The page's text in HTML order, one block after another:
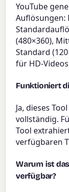
YouTube
Auflösungen:
(480×360),
Standard
für HD-
Funktioniert
Ja, dieses
vollständig.
Tool
verfügbaren
Warum ist
verfügbar?